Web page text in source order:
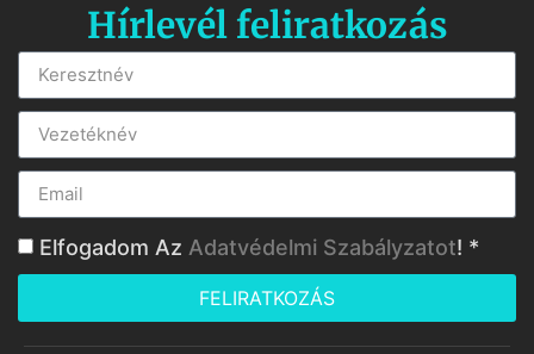
Hírlevél feliratkozás
Elfogadom Az Adatvédelmi Szabályzatot! *
FELIRATKOZÁS